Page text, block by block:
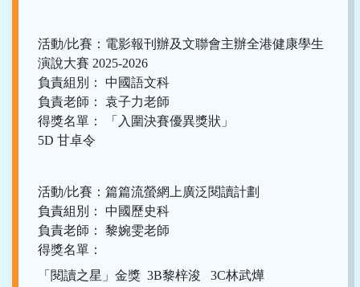
活動/比賽：電影報刊辦及文聯會主辦全港健康學生
演說大賽 2025-2026
負責組別： 中國語文科
負責老師： 袁子力老師
得獎名單： 「入圍決賽優異獎狀」
5D 甘卓令
活動/比賽：篇篇流螢網上廣泛閱讀計劃
負責組別： 中國歷史科
負責老師： 黎婉雯老師
得獎名單：
「閱讀之星」金獎 3B黎梓浚 3C林武燁